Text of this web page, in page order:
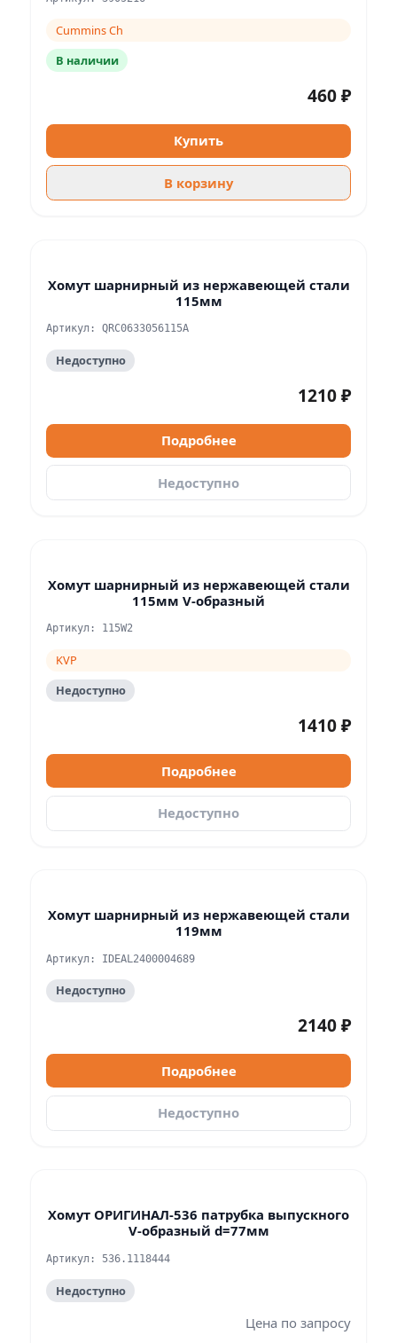
Cummins Ch
В наличии
460 ₽
Купить
В корзину
Хомут шарнирный из нержавеющей стали
115мм
Артикул: QRC0633056115A
Недоступно
1210 ₽
Подробнее
Недоступно
Хомут шарнирный из нержавеющей стали
115мм V-образный
Артикул: 115W2
KVP
Недоступно
1410 ₽
Подробнее
Недоступно
Хомут шарнирный из нержавеющей стали
119мм
Артикул: IDЕАL2400004689
Недоступно
2140 ₽
Подробнее
Недоступно
Хомут ОРИГИНАЛ-536 патрубка выпускного
V-образный d=77мм
Артикул: 536.1118444
Недоступно
Цена по запросу